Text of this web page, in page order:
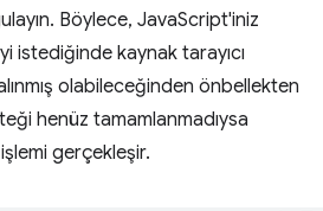
Böylece, JavaScript'iniz
istediğinde kaynak tarayıcı
olabileceğinden önbellekten
henüz tamamlanmadıysa
gerçekleşir.